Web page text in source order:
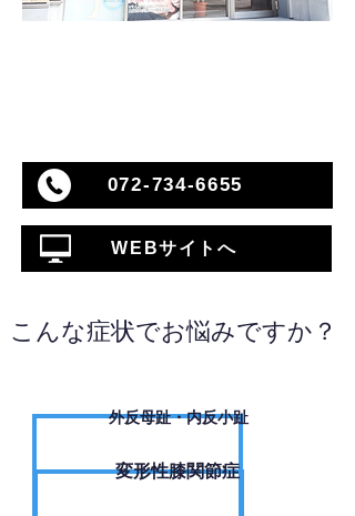
072-734-6655
WEBサイトへ
こんな症状でお悩みですか？
外反母趾・内反小趾
変形性膝関節症